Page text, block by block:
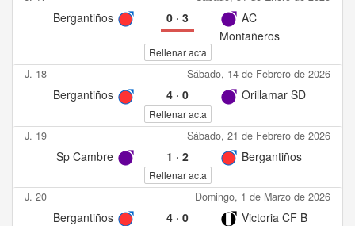
Bergantiños 0· 3
AC
Montañeros
Rellenar acta
J. 18 Sábado, 14 de Febrero de 2026
Bergantiños 4· 0 Orillamar SD
Rellenar acta
J. 19 Sábado, 21 de Febrero de 2026
Sp Cambre 1 · 2 Bergantiños
Rellenar acta
J. 20 Domingo, 1 de Marzo de 2026
Bergantiños 4· 0 Victoria CF B